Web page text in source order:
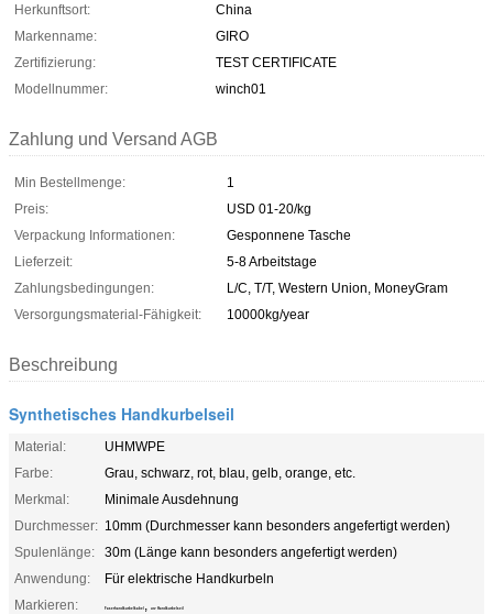
Herkunftsort:
China
Markenname:
GIRO
Zertifizierung:
TEST CERTIFICATE
Modellnummer:
winch01
Zahlung und Versand AGB
Min Bestellmenge:
1
Preis:
USD 01-20/kg
Verpackung Informationen:
Gesponnene Tasche
Lieferzeit:
5-8 Arbeitstage
Zahlungsbedingungen:
L/C, T/T, Western Union, MoneyGram
Versorgungsmaterial-Fähigkeit:
10000kg/year
Beschreibung
Synthetisches Handkurbelseil
Material:
UHMWPE
Farbe:
Grau, schwarz, rot, blau, gelb, orange, etc.
Merkmal:
Minimale Ausdehnung
Durchmesser: 10mm (Durchmesser kann besonders angefertigt werden)
Spulenlänge:
30m (Länge kann besonders angefertigt werden)
Anwendung:
Für elektrische Handkurbeln
Markieren:
Faserhandkurbelkabel , utv Handkurbelseil